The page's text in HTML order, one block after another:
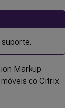
Markup
do Citrix